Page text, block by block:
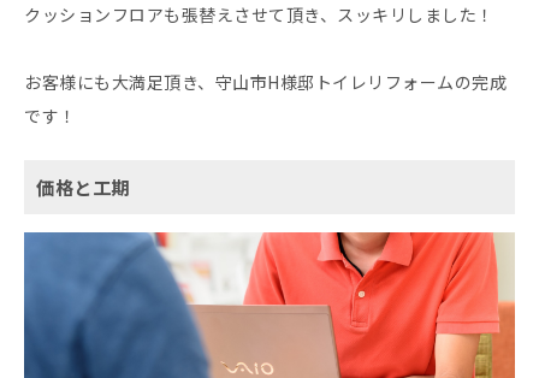
クッションフロアも張替えさせて頂き、スッキリしました！
お客様にも大満足頂き、守山市H様邸トイレリフォームの完成
です！
価格と工期